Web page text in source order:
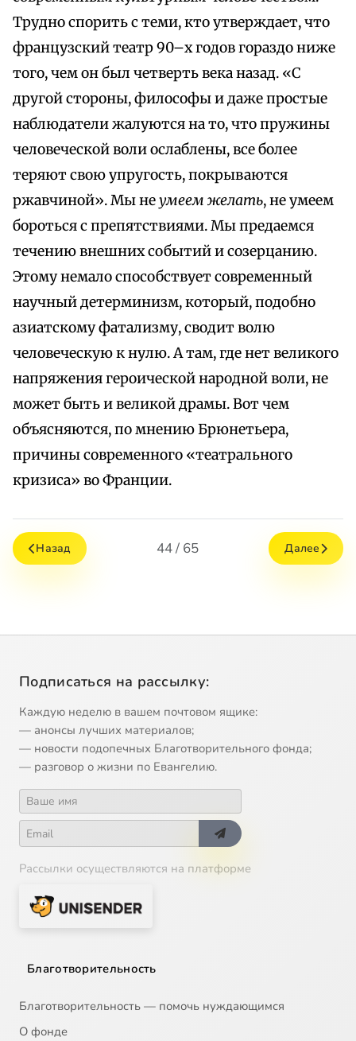
Трудно спорить с теми, кто утверждает, что
французский театр 90–х годов гораздо ниже
того, чем он был четверть века назад. «С
другой стороны, философы и даже простые
наблюдатели жалуются на то, что пружины
человеческой воли ослаблены, все более
теряют свою упругость, покрываются
ржавчиной». Мы неумеем желать, не умеем
бороться с препятствиями. Мы предаемся
течению внешних событий и созерцанию.
Этому немало способствует современный
научный детерминизм, который, подобно
азиатскому фатализму, сводит волю
человеческую к нулю. А там, где нет великого
напряжения героической народной воли, не
может быть и великой драмы. Вот чем
объясняются, по мнению Брюнетьера,
причины современного «театрального
кризиса» во Франции.
Назад 44 / 65 Далее
Подписаться на рассылку:
Каждую неделю в вашем почтовом ящике:
— анонсы лучших материалов;
— новости подопечных Благотворительного фонда;
— разговор о жизни по Евангелию.
Рассылки осуществляются на платформе
Благотворительность
Благотворительность — помочь нуждающимся
О фонде